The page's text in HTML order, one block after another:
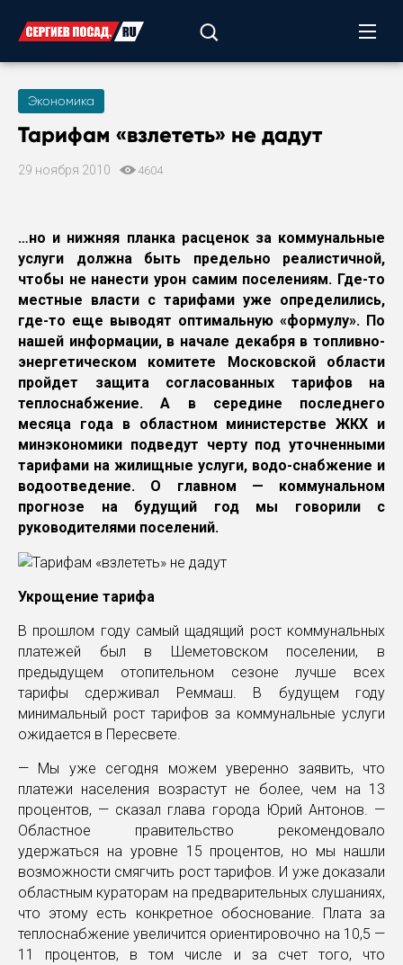
Экономика
Тарифам «взлететь» не дадут
29 ноября 2010 4604
…но и нижняя планка расценок за коммунальные
услуги должна быть предельно реалистичной,
чтобы не нанести урон самим поселениям. Где-то
местные власти с тарифами уже определились,
где-то еще выводят оптимальную «формулу». По
нашей информации, в начале декабря в топливно-
энергетическом комитете Московской области
пройдет защита согласованных тарифов на
теплоснабжение. А в середине последнего
месяца года в областном министерстве ЖКХ и
минэкономики подведут черту под уточненными
тарифами на жилищные услуги, водо-снабжение и
водоотведение. О главном — коммунальном
прогнозе на будущий год мы говорили с
руководителями поселений.
Укрощение тарифа
В прошлом году самый щадящий рост коммунальных
платежей был в Шеметовском поселении, в
предыдущем отопительном сезоне лучше всех
тарифы сдерживал Реммаш. В будущем году
минимальный рост тарифов за коммунальные услуги
ожидается в Пересвете.
— Мы уже сегодня можем уверенно заявить, что
платежи населения возрастут не более, чем на 13
процентов, — сказал глава города Юрий Антонов. —
Областное правительство рекомендовало
удержаться на уровне 15 процентов, но мы нашли
возможности смягчить рост тарифов. И уже доказали
областным кураторам на предварительных слушаниях,
что этому есть конкретное обоснование. Плата за
теплоснабжение увеличится ориентировочно на 10,5 —
11 процентов, в том числе и за счет того, что